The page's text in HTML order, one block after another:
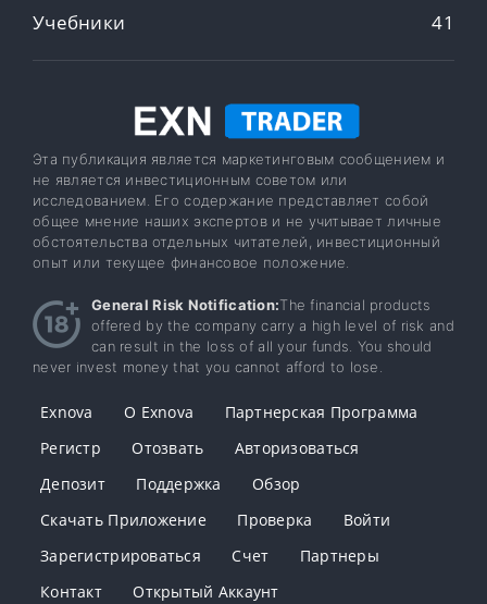
Учебники 41
Эта публикация является маркетинговым сообщением и
не является инвестиционным советом или
исследованием. Его содержание представляет собой
общее мнение наших экспертов и не учитывает личные
обстоятельства отдельных читателей, инвестиционный
опыт или текущее финансовое положение.
General Risk Notification:The financial products
offered by the company carry a high level of risk and
can result in the loss of all your funds. You should
never invest money that you cannot afford to lose.
Exnova О Exnova
Партнерская Программа
Регистр
Отозвать
Авторизоваться
Депозит
Поддержка
Обзор
Скачать Приложение
Проверка
Войти
Зарегистрироваться
Счет
Партнеры
Контакт
Открытый Аккаунт